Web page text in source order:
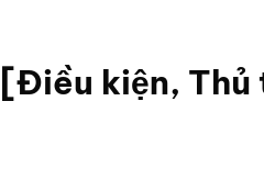
kiện, Thủ